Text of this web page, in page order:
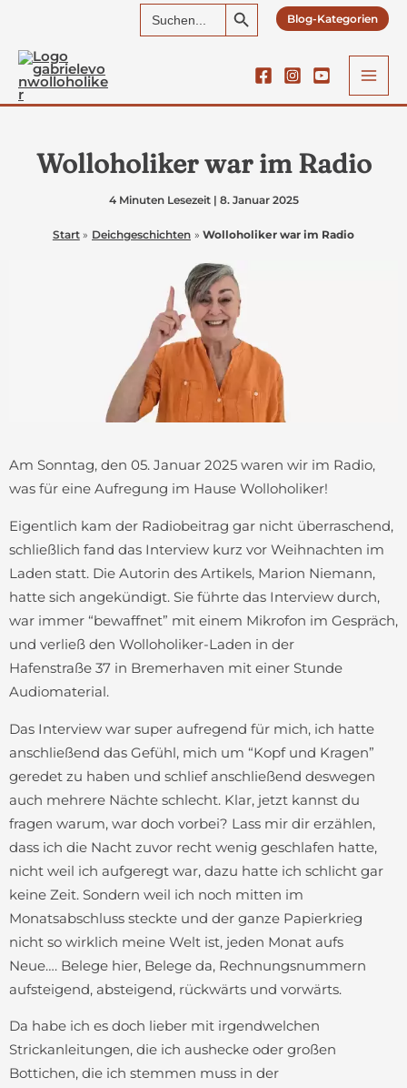
springen
Search
for:
Search Button
Blog-Kategorien
Wolloholiker war im Radio
4 Minuten Lesezeit| 8. Januar 2025
Start Deichgeschichten Wolloholiker war im Radio
Am Sonntag, den 05. Januar 2025 waren wir im Radio,
was für eine Aufregung im Hause Wolloholiker!
Eigentlich kam der Radiobeitrag gar nicht überraschend,
schließlich fand das Interview kurz vor Weihnachten im
Laden statt. Die Autorin des Artikels, Marion Niemann,
hatte sich angekündigt. Sie führte das Interview durch,
war immer “bewaffnet” mit einem Mikrofon im Gespräch,
und verließ den Wolloholiker-Laden in der
Hafenstraße 37 in Bremerhaven mit einer Stunde
Audiomaterial.
Das Interview war super aufregend für mich, ich hatte
anschließend das Gefühl, mich um “Kopf und Kragen”
geredet zu haben und schlief anschließend deswegen
auch mehrere Nächte schlecht. Klar, jetzt kannst du
fragen warum, war doch vorbei? Lass mir dir erzählen,
dass ich die Nacht zuvor recht wenig geschlafen hatte,
nicht weil ich aufgeregt war, dazu hatte ich schlicht gar
keine Zeit. Sondern weil ich noch mitten im
Monatsabschluss steckte und der ganze Papierkrieg
nicht so wirklich meine Welt ist, jeden Monat aufs
Neue…. Belege hier, Belege da, Rechnungsnummern
aufsteigend, absteigend, rückwärts und vorwärts.
Da habe ich es doch lieber mit irgendwelchen
Strickanleitungen, die ich aushecke oder großen
Bottichen, die ich stemmen muss in der